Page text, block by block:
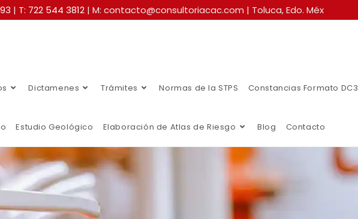
| T: 722 544 3812 | M: contacto@consultoriacac.com | Toluca, Edo. Méx
Dictamenes Trámites Normas de la STPS Constancias Formato DC3
Estudio Geológico Elaboración de Atlas de Riesgo Blog Contacto